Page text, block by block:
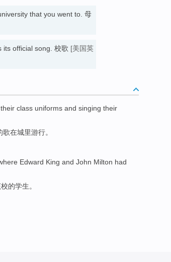
that you went to. 母
its official song. 校歌 [美国英
their class uniforms and singing their
歌在城里游行。
Edward King and John Milton had
的学生。